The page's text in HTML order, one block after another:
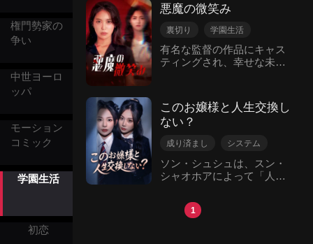
権門勢家の
争い
中世ヨーロ
ッパ
モーション
コミック
学園生活
初恋
悪魔の微笑み
裏切り
学園生活
復讐
有名な監督の作品にキャス
ティングされ、幸せな未来
ミによって一瞬で奈落の底
に落ちてしまう。ユミはデ
ィープフェイクで作られた
ジヨンとパク教授との性行
為の映像を流布しただけで
なく、ジヨンの彼氏ゴヌと
も浮気をしていた。これに
を教えてくれた学科の助手
スホと共にユミへの復讐を
このお嬢様と人生交換し
ない？
成り済まし
システム
女性中心
キャラ成長
逆襲
学園生活
ソン・シュシュは、スン・
シャオホアによって「人生
われ、十年もの苦難を強い
られた。整形で顔を変え、
1